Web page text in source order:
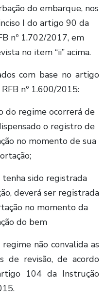
do embarque, nos
I do artigo 90 da
nº 1.702/2017, em
no item “ii” acima.
com base no artigo
nº 1.600/2015:
do regime ocorrerá de
o registro de
no momento de sua
sido registrada
deverá ser registrada
no momento da
do bem
não convalida as
de revisão, de acordo
104 da Instrução